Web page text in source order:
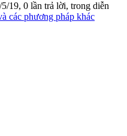
5/19, 0 lần trả lời, trong diễn
các phương pháp khác